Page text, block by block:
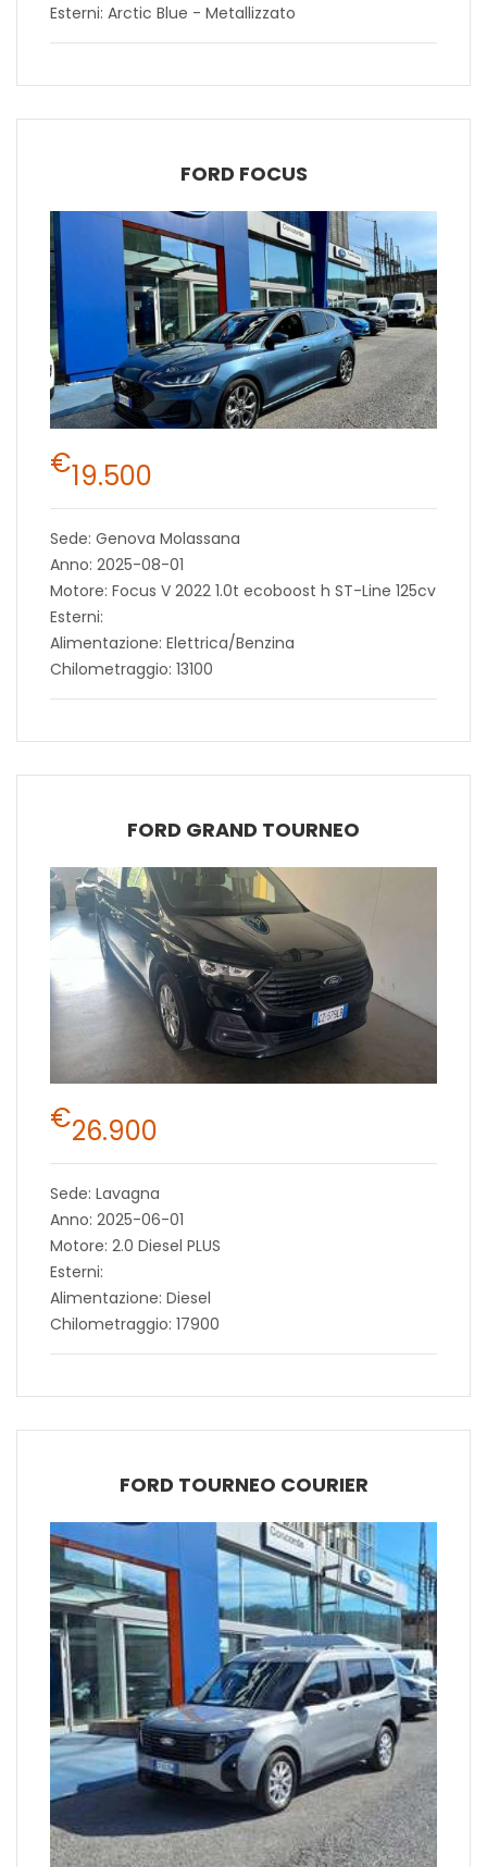
Esterni: Arctic Blue - Metallizzato
FORD FOCUS
€19.500
Sede: Genova Molassana
Anno: 2025-08-01
Motore: Focus V 2022 1.0t ecoboost h ST-Line 125cv
Esterni:
Alimentazione: Elettrica/Benzina
Chilometraggio: 13100
FORD GRAND TOURNEO
€26.900
Sede: Lavagna
Anno: 2025-06-01
Motore: 2.0 Diesel PLUS
Esterni:
Alimentazione: Diesel
Chilometraggio: 17900
FORD TOURNEO COURIER